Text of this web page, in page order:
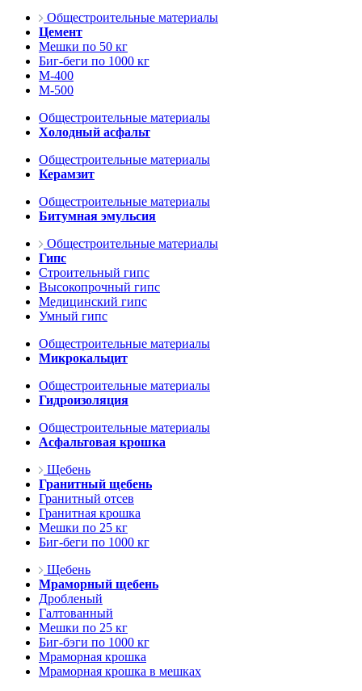
Общестроительные материалы
Цемент
Мешки по 50 кг
Биг-беги по 1000 кг
М-400
М-500
Общестроительные материалы
Холодный асфальт
Общестроительные материалы
Керамзит
Общестроительные материалы
Битумная эмульсия
Общестроительные материалы
Гипс
Строительный гипс
Высокопрочный гипс
Медицинский гипс
Умный гипс
Общестроительные материалы
Микрокальцит
Общестроительные материалы
Гидроизоляция
Общестроительные материалы
Асфальтовая крошка
Щебень
Гранитный щебень
Гранитный отсев
Гранитная крошка
Мешки по 25 кг
Биг-беги по 1000 кг
Щебень
Мраморный щебень
Дробленый
Галтованный
Мешки по 25 кг
Биг-бэги по 1000 кг
Мраморная крошка
Мраморная крошка в мешках